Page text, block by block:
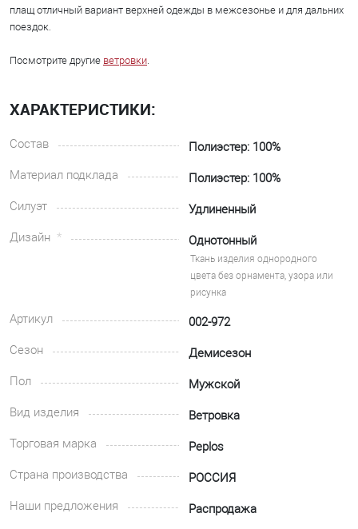
плащ отличный вариант верхней одежды в межсезонье и для дальних
поездок.
Посмотрите другие ветровки.
ХАРАКТЕРИСТИКИ:
Состав
Полиэстер: 100%
Материал подклада
Полиэстер: 100%
Силуэт
Удлиненный
Дизайн
Однотонный
Ткань изделия однородного
цвета без орнамента, узора или
рисунка
Артикул
002-972
Сезон
Демисезон
Пол
Мужской
Вид изделия
Ветровка
Торговая марка
Peplos
Страна производства
РОССИЯ
Наши предложения
Распродажа